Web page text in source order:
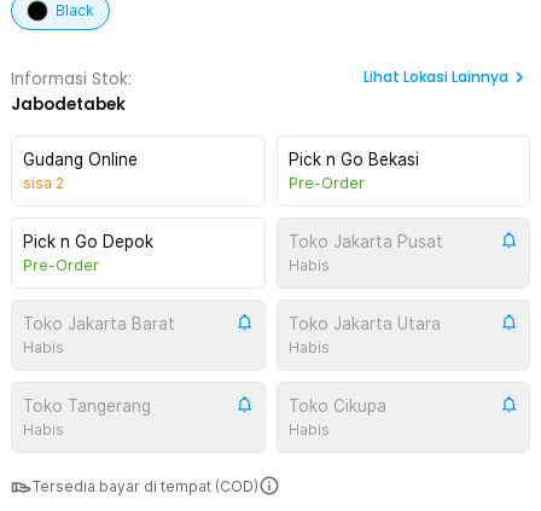
Black
Informasi Stok:
Jabodetabek
Lihat Lokasi Lainnya
Gudang Online
sisa 2
Pick n Go Bekasi
Pre-Order
Pick n Go Depok
Pre-Order
Toko Jakarta Pusat
Habis
Toko Jakarta Barat
Habis
Toko Jakarta Utara
Habis
Toko Tangerang
Habis
Toko Cikupa
Habis
Tersedia bayar di tempat (COD)